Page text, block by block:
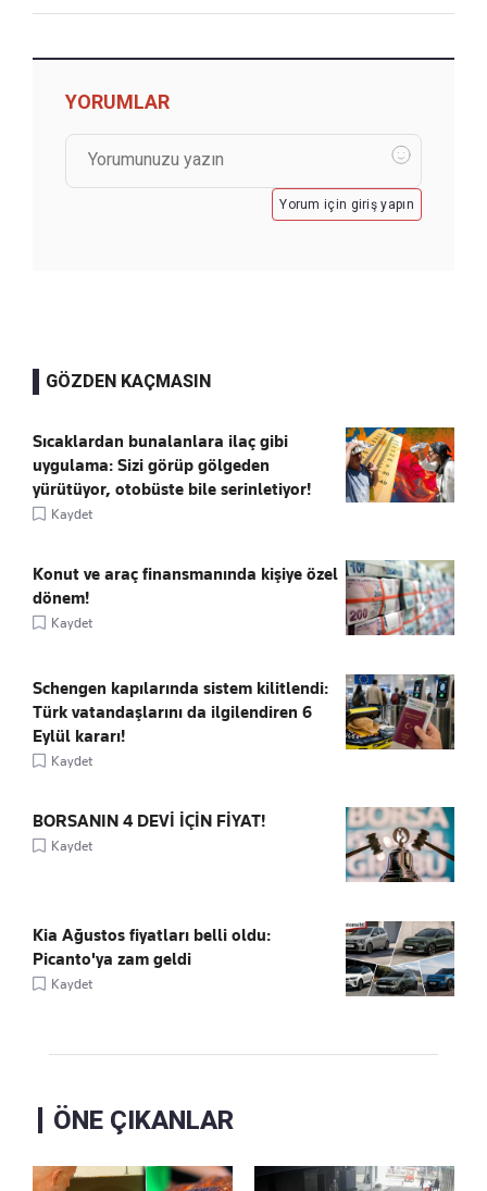
YORUMLAR
Yorum için giriş yapın
GÖZDEN KAÇMASIN
Sıcaklardan bunalanlara ilaç gibi
uygulama: Sizi görüp gölgeden
yürütüyor, otobüste bile serinletiyor!
Kaydet
Konut ve araç finansmanında kişiye özel
dönem!
Kaydet
Schengen kapılarında sistem kilitlendi:
Türk vatandaşlarını da ilgilendiren 6
Eylül kararı!
Kaydet
BORSANIN 4 DEVİ İÇİN FİYAT!
Kaydet
Kia Ağustos fiyatları belli oldu:
Picanto'ya zam geldi
Kaydet
ÖNE ÇIKANLAR